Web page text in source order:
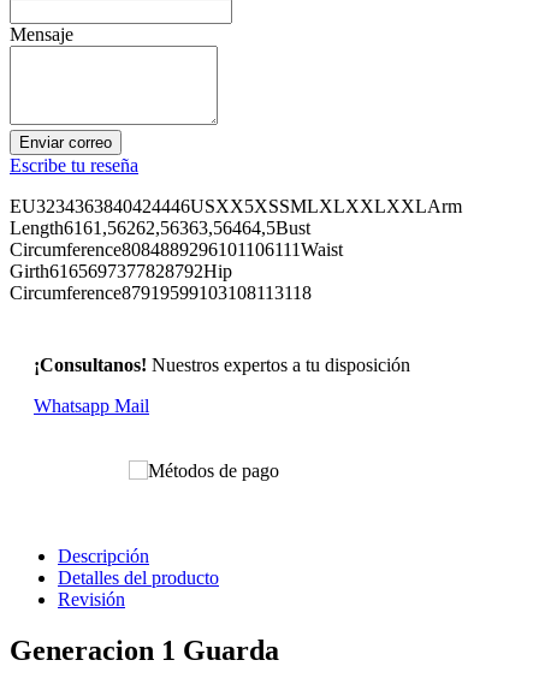
Mensaje
Enviar correo
Escribe tu reseña
EU3234363840424446USXX5XSSMLXLXXLXXLArm
Length6161,56262,56363,56464,5Bust
Circumference8084889296101106111Waist
Girth6165697377828792Hip
Circumference87919599103108113118
¡Consultanos! Nuestros expertos a tu disposición
Whatsapp Mail
Descripción
Detalles del producto
Revisión
Generacion 1 Guarda